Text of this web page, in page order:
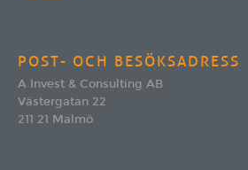
POST- OCH BESÖKSADRESS
A Invest & Consulting AB
Västergatan 22
211 21 Malmö